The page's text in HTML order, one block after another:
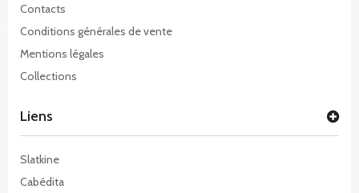
Contacts
Conditions générales de vente
Mentions légales
Collections
Liens
Slatkine
Cabédita